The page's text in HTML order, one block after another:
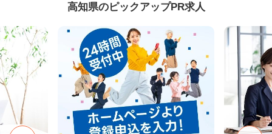
高知県のピックアップPR求人